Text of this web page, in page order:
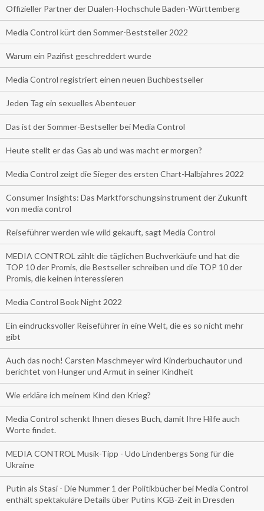
Offizieller Partner der Dualen-Hochschule Baden-Württemberg
Media Control kürt den Sommer-Beststeller 2022
Warum ein Pazifist geschreddert wurde
Media Control registriert einen neuen Buchbestseller
Jeden Tag ein sexuelles Abenteuer
Das ist der Sommer-Bestseller bei Media Control
Heute stellt er das Gas ab und was macht er morgen?
Media Control zeigt die Sieger des ersten Chart-Halbjahres 2022
Consumer Insights: Das Marktforschungsinstrument der Zukunft
von media control
Reiseführer werden wie wild gekauft, sagt Media Control
MEDIA CONTROL zählt die täglichen Buchverkäufe und hat die
TOP 10 der Promis, die Bestseller schreiben und die TOP 10 der
Promis, die keinen interessieren
Media Control Book Night 2022
Ein eindrucksvoller Reiseführer in eine Welt, die es so nicht mehr
gibt
Auch das noch! Carsten Maschmeyer wird Kinderbuchautor und
berichtet von Hunger und Armut in seiner Kindheit
Wie erkläre ich meinem Kind den Krieg?
Media Control schenkt Ihnen dieses Buch, damit Ihre Hilfe auch
Worte findet.
MEDIA CONTROL Musik-Tipp - Udo Lindenbergs Song für die
Ukraine
Putin als Stasi - Die Nummer 1 der Politikbücher bei Media Control
enthält spektakuläre Details über Putins KGB-Zeit in Dresden